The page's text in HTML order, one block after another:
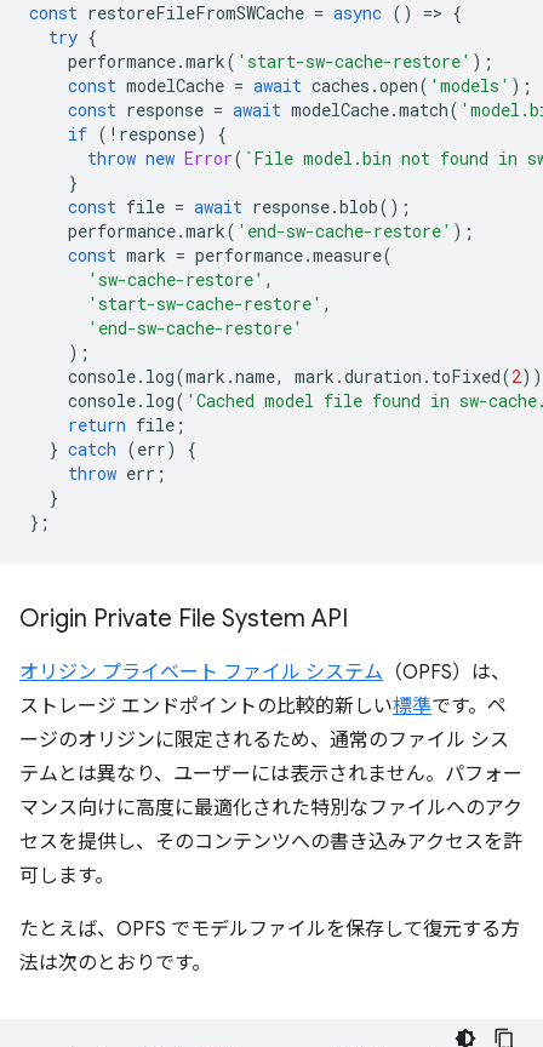
const restoreFileFromSWCache = async () => {
try {
performance.mark( 'start-sw-cache-restore' );
const modelCache = await caches .open( 'models' );
const response = await modelCache.match(
if ( ! response)
{
throw new Error( `File model.bin not found in
}
const file = await response.blob();
performance.mark( 'end-sw-cache-restore' );
const mark = performance.measure(
'sw-cache-restore' ,
'start-sw-cache-restore' ,
'end-sw-cache-restore'
);
console. log(mark .name, mark .duration . toFixed(2
console. log( 'Cached model file found in sw-
return file ;
} catch (err)
{
throw err ;
}
};
Origin Private File System API
オリジン プライベート ファイル システム （OPFS）は、
ストレージ エンドポイントの比較的新しい標準です。ペ
ージのオリジンに限定されるため、通常のファイル シス
テムとは異なり、ユーザーには表示されません。パフォー
マンス向けに高度に最適化された特別なファイルへのアク
セスを提供し、そのコンテンツへの書き込みアクセスを許
可します。
たとえば、OPFS でモデルファイルを保存して復元する方
法は次のとおりです。